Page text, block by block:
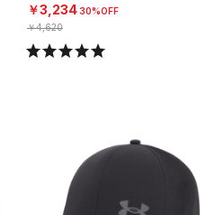
￥3,23430%OFF
￥4,620